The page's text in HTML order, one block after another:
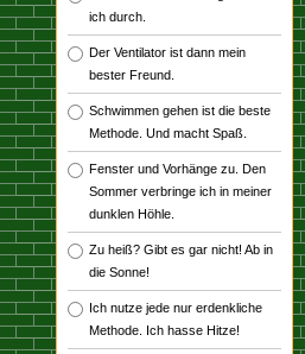
ich durch.
Der Ventilator ist dann mein
bester Freund.
Schwimmen gehen ist die beste
Methode. Und macht Spaß.
Fenster und Vorhänge zu. Den
Sommer verbringe ich in meiner
dunklen Höhle.
Zu heiß? Gibt es gar nicht! Ab in
die Sonne!
Ich nutze jede nur erdenkliche
Methode. Ich hasse Hitze!